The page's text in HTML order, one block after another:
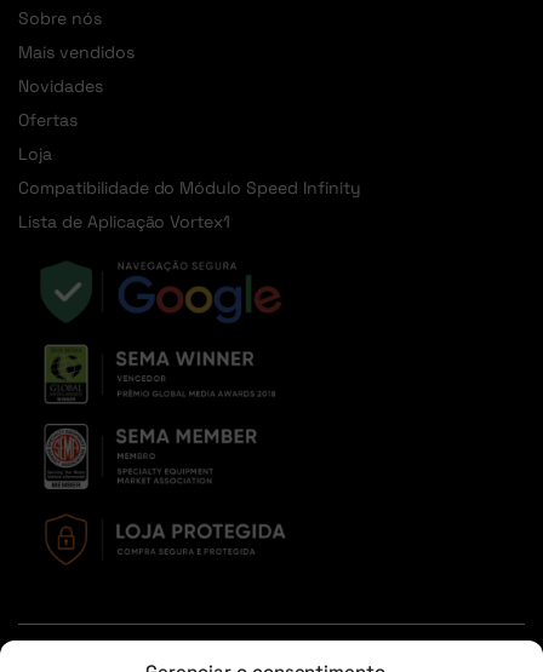
Sobre nós
Mais vendidos
Novidades
Ofertas
Loja
Compatibilidade do Módulo Speed Infinity
Lista de Aplicação Vortex1